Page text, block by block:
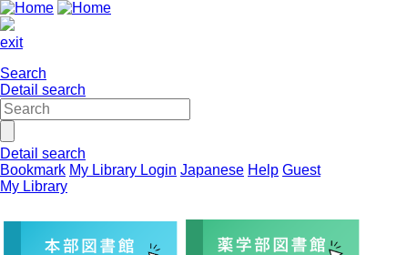
exit
Search
Detail search
Detail search
Bookmark My Library Login Japanese Help Guest
My Library